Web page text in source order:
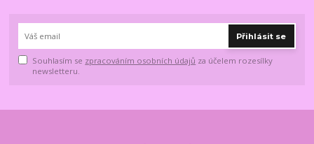
Přihlásit se
Souhlasím se zpracováním osobních údajů za účelem rozesílky
newsletteru.